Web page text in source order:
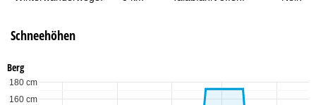
Schneehöhen
Berg
160 cm
180 cm